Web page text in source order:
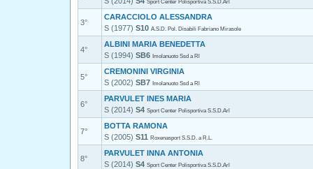
Sport Center Polisportiva S.S.D.Arl
3°
CARACCIOLO ALESSANDRA
S (1977) S10 A.S.D. Pol. Disabili Fabriano Mirasole
4°
ALBINI MARIA BENEDETTA
S (1994) SB6 Imolanuoto Ssd a Rl
5°
CREMONINI VIRGINIA
S (2002) SB7 Imolanuoto Ssd a Rl
6°
PARVULET INES MARIA
S (2014) S4 Sport Center Polisportiva S.S.D.Arl
7°
BOTTA RAMONA
S (2005) S11 Roxenasport S.S.D. a R.L.
8°
PARVULET INNA ANTONIA
S (2014) S4 Sport Center Polisportiva S.S.D.Arl